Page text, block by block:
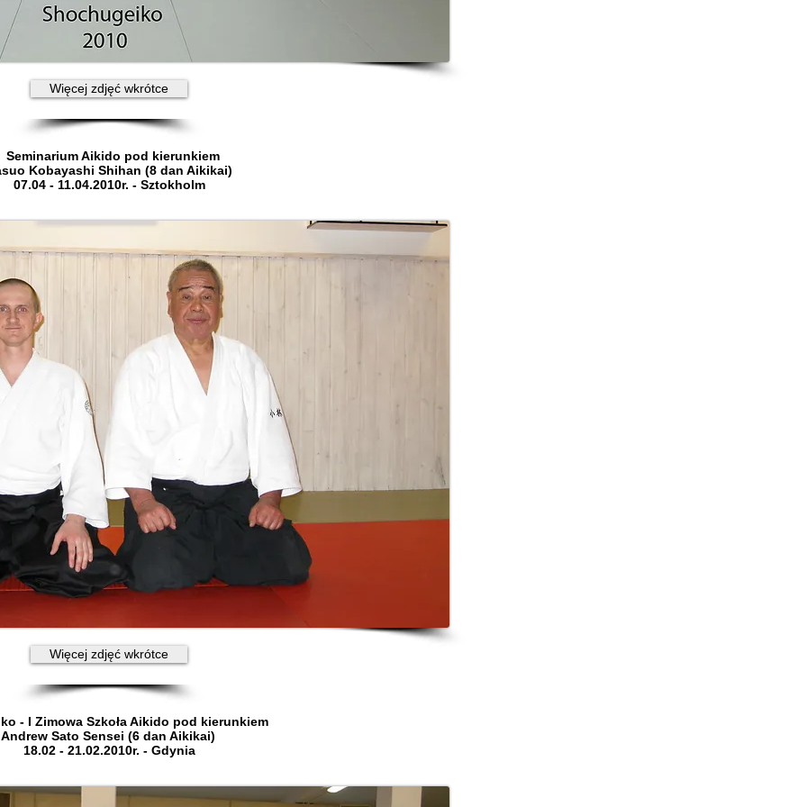
Więcej zdjęć wkrótce
Seminarium Aikido pod kierunkiem
Kobayashi Shihan (8 dan Aikikai)
07.04 - 11.04.2010r. - Sztokholm
Więcej zdjęć wkrótce
- I Zimowa Szkoła Aikido pod kierunkiem
Andrew Sato Sensei (6 dan Aikikai)
18.02 - 21.02.2010r. - Gdynia